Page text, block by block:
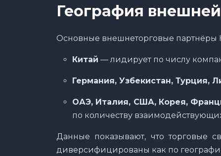
География
Основные внешнеторговые партнёры
Китай — лидирует по числу
Германия, Узбекистан, Турция,
ОАЭ, Италия, США, Корея,
по количеству
Данные показывают, что торговые
диверсифицированы как по